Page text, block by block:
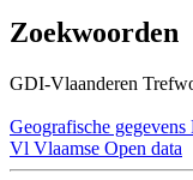
Zoekwoorden
GDI-Vlaanderen
Geografische gegevens
Vl Vlaamse Open data